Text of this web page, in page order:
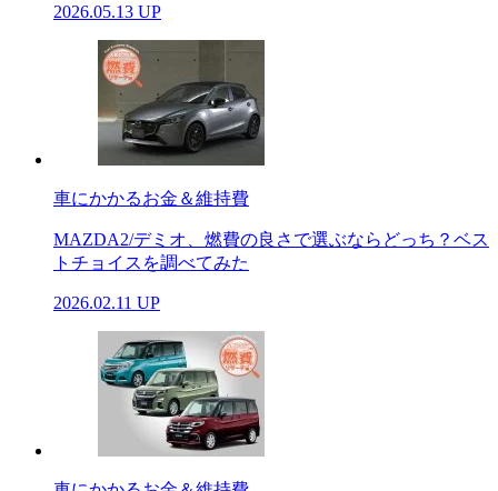
2026.05.13 UP
車にかかるお金＆維持費
MAZDA2/デミオ、燃費の良さで選ぶならどっち？ベス
トチョイスを調べてみた
2026.02.11 UP